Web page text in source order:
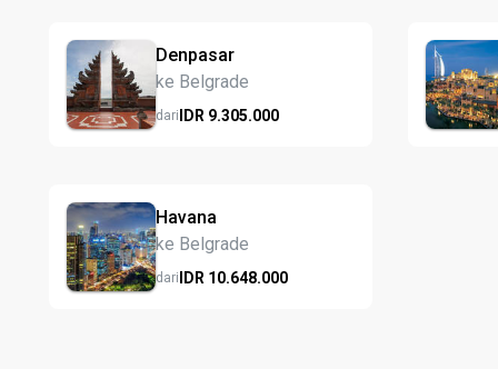
Denpasar
ke Belgrade
dariIDR 9.305.000
Havana
ke Belgrade
dariIDR 10.648.000